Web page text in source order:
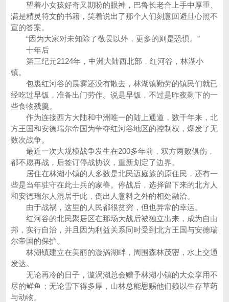
望着小女孩好奇又期盼的眼神，巴鲁长老合上手中厚重、
满是精灵符文的书籍，笑着说出了那个人们刻意回避且心照不
宣的答案。
“因为大家对未知除了敬畏以外，更多的则是恐惧。”
十年后
第三纪元2124年，中洲大陆西北部，红河谷，林湖小
镇。
包裹红河谷的晨雾还没有散去，林湖镇勤劳的镇民们就已
经吃过早饭，准备出门劳作。说是早饭，不过是昨夜剩下的一
些食物残羹。
作为连接西方大陆和中洲唯一的陆上通道，数千年来，北
方王国和安德瑞尔帝国为争夺红河谷地区的控制权，爆发了无
数次战争。
最近一次大规模战争发生在200多年前，双方两败俱伤，
都不愿再战，后签订停战协议，重新划定了边界。
居住在林湖小镇的人多数是北民迈庭族的原住民，还有一
些是当年驻守在此士兵的家眷。停战后，选择留下来的北方人
和安德瑞尔人混居于此，倒出人意料之外的相处融洽。
由于战祸，这里的人民都很贫穷，但也异常的幸运。
红河谷的北民聚居区在那场大战后被独立出来，成为自由
邦，实行自治，并且因为利益关系同时受到北方王国与安德瑞
尔帝国的保护。
林湖镇建立在美丽的漩涡湖畔，周围森林茂密，水上交通
发达。
无论再冷的日子，漩涡湖总会赠予林湖小镇的大众享用不
尽的鲜鱼；无论雪下得多厚，山林总能恩赐他们赖以生存草药
与动物。